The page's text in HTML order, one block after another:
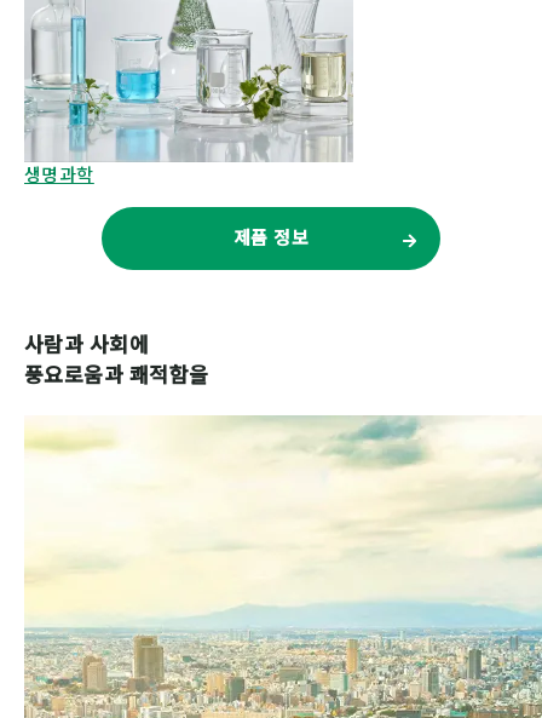
생명과학
제품 정보
사람과 사회에
풍요로움과 쾌적함을